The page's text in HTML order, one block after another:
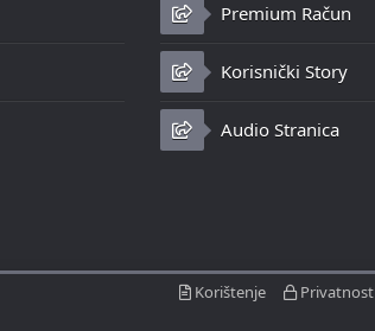
Premium Račun
Korisnički Story
Audio Stranica
Korištenje Privatnost